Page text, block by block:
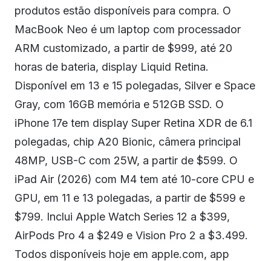
produtos estão disponíveis para compra. O
MacBook Neo é um laptop com processador
ARM customizado, a partir de $999, até 20
horas de bateria, display Liquid Retina.
Disponível em 13 e 15 polegadas, Silver e Space
Gray, com 16GB memória e 512GB SSD. O
iPhone 17e tem display Super Retina XDR de 6.1
polegadas, chip A20 Bionic, câmera principal
48MP, USB-C com 25W, a partir de $599. O
iPad Air (2026) com M4 tem até 10-core CPU e
GPU, em 11 e 13 polegadas, a partir de $599 e
$799. Inclui Apple Watch Series 12 a $399,
AirPods Pro 4 a $249 e Vision Pro 2 a $3.499.
Todos disponíveis hoje em apple.com, app